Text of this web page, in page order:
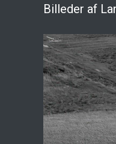
Billeder af